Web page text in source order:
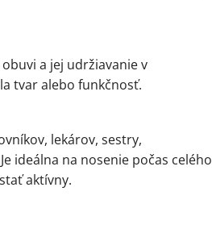
a jej udržiavanie v
tvar alebo funkčnosť.
lekárov, sestry,
ideálna na nosenie počas celého
aktívny.